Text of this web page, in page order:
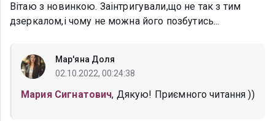
Вітаю з новинкою. Заінтригували,що не так з тим
дзеркалом,і чому не можна його позбутись...
Мар'яна Доля
02.10.2022, 00:24:38
Мария Сигнатович, Дякую! Приємного читання ))